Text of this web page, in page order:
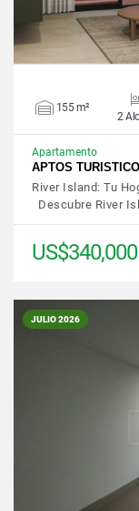
155 m²
2
Apartamento
APTOS
River Island: Tu
Descubre River
US$340,000
JULIO 2026